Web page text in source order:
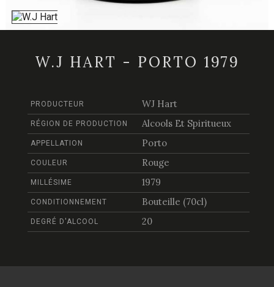
W.J HART - PORTO 1979
PRODUCTEUR WJ Hart
RÉGION DE PRODUCTION Alcools Et Spiritueux
APPELLATION Porto
COULEUR Rouge
MILLÉSIME 1979
CONDITIONNEMENT Bouteille (70cl)
DEGRÉ D'ALCOOL 20